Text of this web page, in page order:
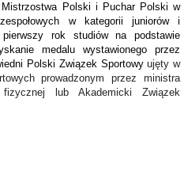
Polski i Puchar Polski w
w kategorii juniorów i
rok studiów na podstawie
medalu wystawionego przez
Polski Związek Sportowyujęty w
prowadzonym przez ministra
lub Akademicki Związek